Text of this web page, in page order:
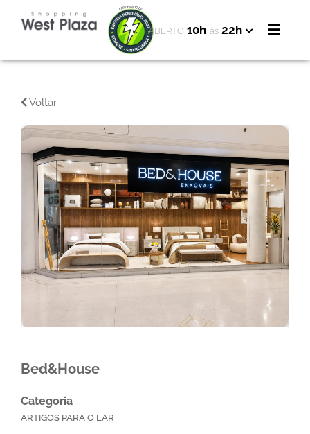
ABERTO 10h às 22h
Voltar
Bed&House
Categoria
ARTIGOS PARA O LAR